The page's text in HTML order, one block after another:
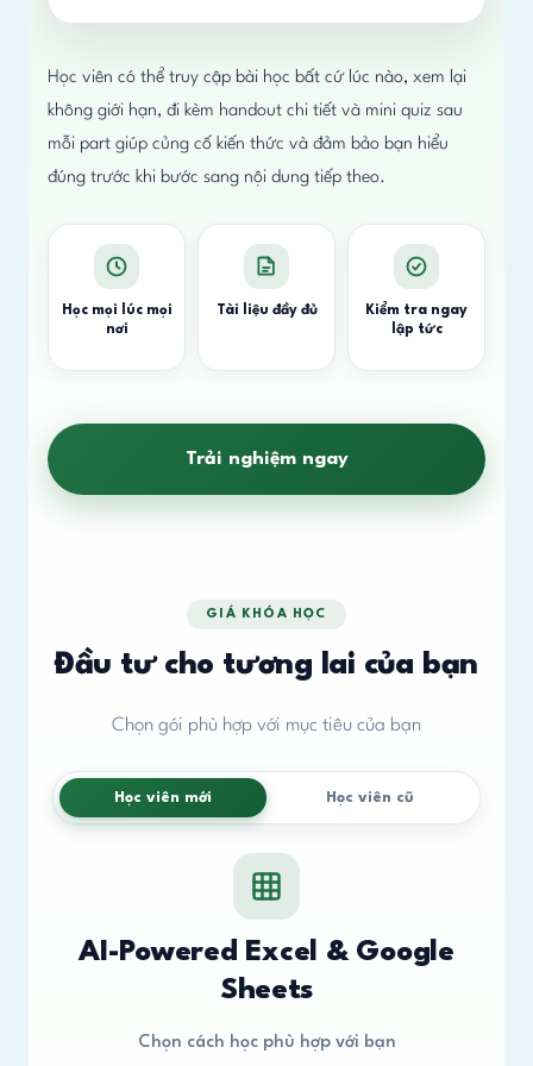
Học viên có thể truy cập bài học bất cứ lúc nào, xem lại
không giới hạn, đi kèm handout chi tiết và mini quiz sau
mỗi part giúp củng cố kiến thức và đảm bảo bạn hiểu
đúng trước khi bước sang nội dung tiếp theo.
Học mọi lúc mọi
nơi
Tài liệu đầy đủ
Kiểm tra ngay
lập tức
Trải nghiệm ngay
GIÁ KHÓA HỌC
Đầu tư cho tương lai của bạn
Chọn gói phù hợp với mục tiêu của bạn
Học viên mới Học viên cũ
AI-Powered Excel & Google
Sheets
Chọn cách học phù hợp với bạn